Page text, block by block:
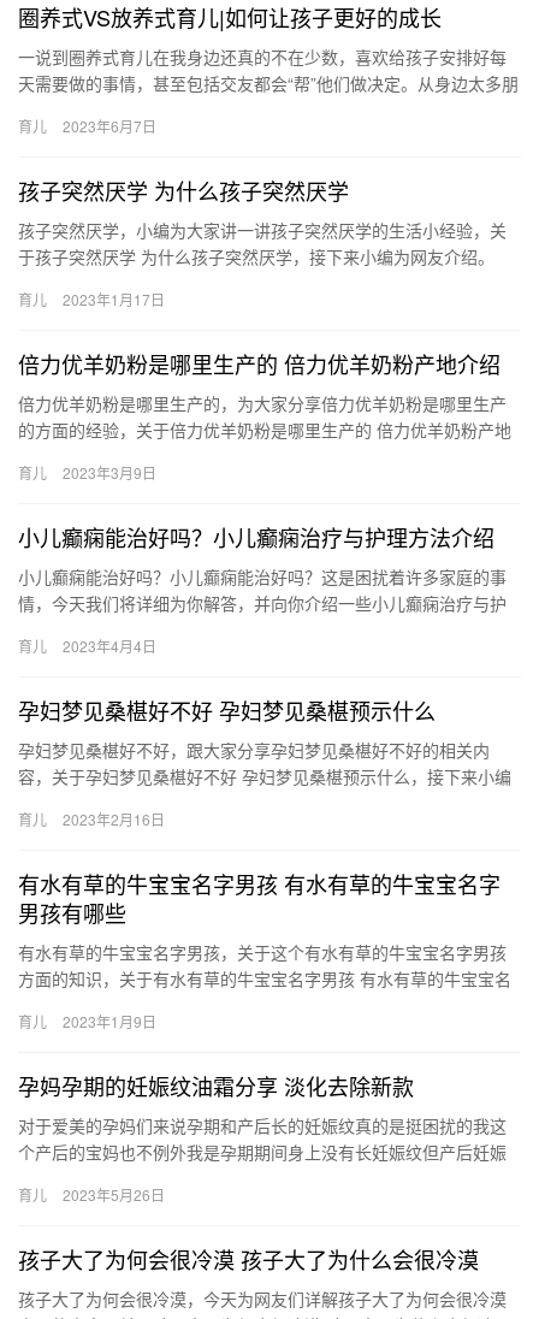
圈养式VS放养式育儿|如何让孩子更好的成长
一说到圈养式育儿在我身边还真的不在少数，喜欢给孩子安排好每
天需要做的事情，甚至包括交友都会“帮”他们做决定。从身边太多朋
真…
育儿 2023年6月7日
孩子突然厌学 为什么孩子突然厌学
孩子突然厌学，小编为大家讲一讲孩子突然厌学的生活小经验，关
于孩子突然厌学 为什么孩子突然厌学，接下来小编为网友介绍。
厌…
育儿 2023年1月17日
倍力优羊奶粉是哪里生产的 倍力优羊奶粉产地介绍
倍力优羊奶粉是哪里生产的，为大家分享倍力优羊奶粉是哪里生产
的方面的经验，关于倍力优羊奶粉是哪里生产的 倍力优羊奶粉产地
列…
育儿 2023年3月9日
小儿癫痫能治好吗？小儿癫痫治疗与护理方法介绍
小儿癫痫能治好吗？小儿癫痫能治好吗？这是困扰着许多家庭的事
情，今天我们将详细为你解答，并向你介绍一些小儿癫痫治疗与护
览…
育儿 2023年4月4日
孕妇梦见桑椹好不好 孕妇梦见桑椹预示什么
孕妇梦见桑椹好不好，跟大家分享孕妇梦见桑椹好不好的相关内
容，关于孕妇梦见桑椹好不好 孕妇梦见桑椹预示什么，接下来小编
妇…
育儿 2023年2月16日
有水有草的牛宝宝名字男孩 有水有草的牛宝宝名字
男孩有哪些
有水有草的牛宝宝名字男孩，关于这个有水有草的牛宝宝名字男孩
方面的知识，关于有水有草的牛宝宝名字男孩 有水有草的牛宝宝名
涛…
育儿 2023年1月9日
孕妈孕期的妊娠纹油霜分享 淡化去除新款
对于爱美的孕妈们来说孕期和产后长的妊娠纹真的是挺困扰的我这
个产后的宝妈也不例外我是孕期期间身上没有长妊娠纹但产后妊娠
和产…
育儿 2023年5月26日
孩子大了为何会很冷漠 孩子大了为什么会很冷漠
孩子大了为何会很冷漠，今天为网友们详解孩子大了为何会很冷漠